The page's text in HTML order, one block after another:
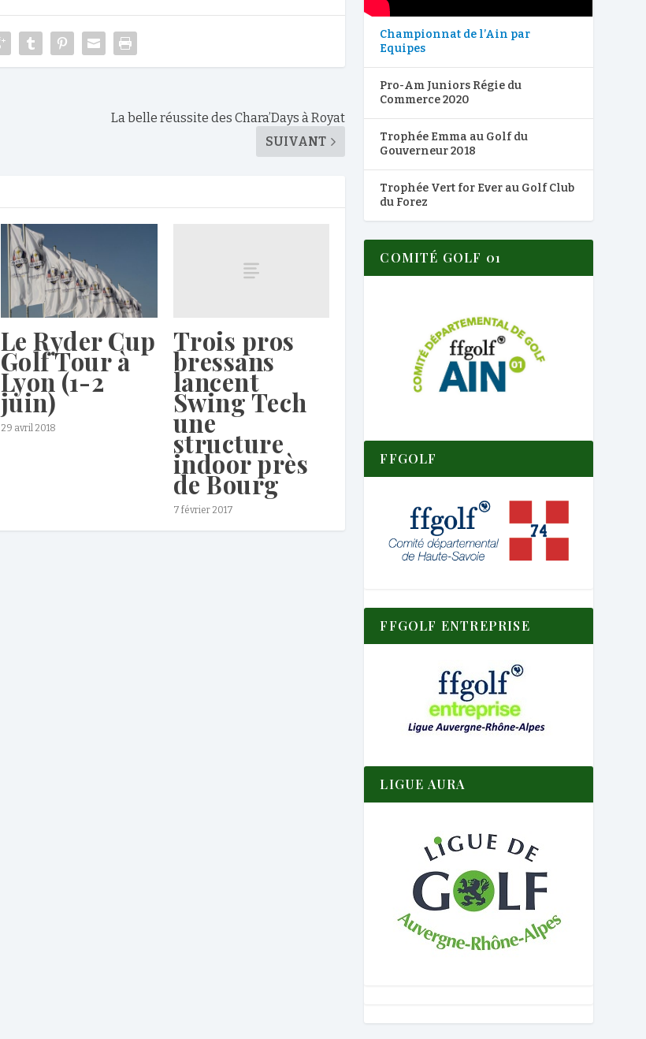
La belle réussite des Chara’Days à Royat
SUIVANT
Le Ryder Cup
Golf Tour à
Lyon (1-2
juin)
29 avril 2018
Trois pros
bressans
lancent
Swing Tech
une
structure
indoor près
de Bourg
7 février 2017
Championnat de l’Ain par
Equipes
Pro-Am Juniors Régie du
Commerce 2020
Trophée Emma au Golf du
Gouverneur 2018
Trophée Vert for Ever au Golf Club
du Forez
COMITÉ GOLF 01
FFGOLF
FFGOLF ENTREPRISE
LIGUE AURA